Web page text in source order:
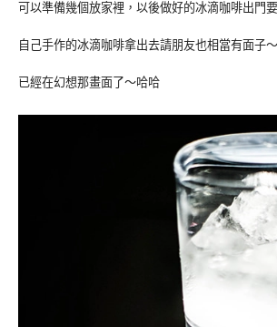
可以準備幾個放家裡，以後做好的冰滴咖啡出門
自己手作的冰滴咖啡拿出去請朋友也相當有面子
已經在幻想那畫面了～哈哈